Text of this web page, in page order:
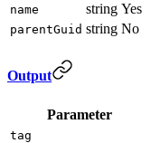
name string Yes
parentGuid string No
Output
Parameter
tag